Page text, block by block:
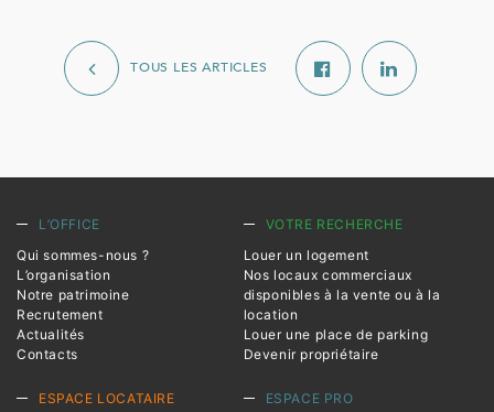
TOUS LES ARTICLES
L’OFFICE
Qui sommes-nous ?
L’organisation
Notre patrimoine
Recrutement
Actualités
Contacts
VOTRE RECHERCHE
Louer un logement
Nos locaux commerciaux
disponibles à la vente ou à la
location
Louer une place de parking
Devenir propriétaire
ESPACE LOCATAIRE ESPACE PRO